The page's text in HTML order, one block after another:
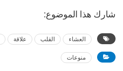
شارك هذا الموضوع:
العشاء القلب علاقة
منوعات